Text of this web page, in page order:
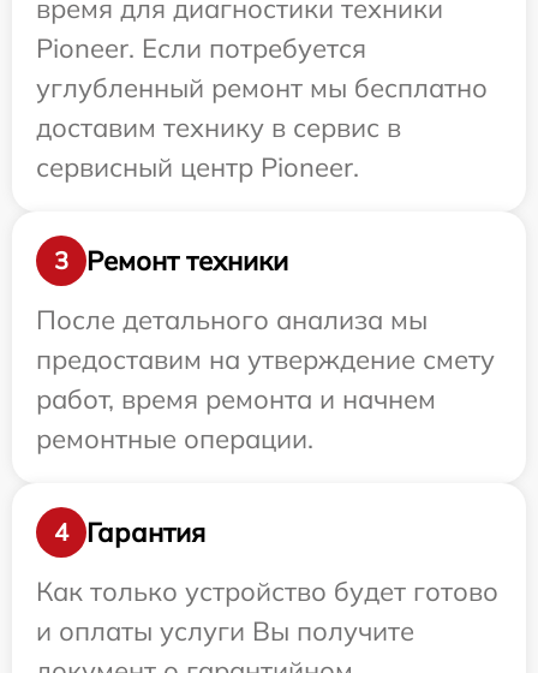
время для диагностики техники
Pioneer. Если потребуется
углубленный ремонт мы бесплатно
доставим технику в сервис в
сервисный центр Pioneer.
3
Ремонт техники
После детального анализа мы
предоставим на утверждение смету
работ, время ремонта и начнем
ремонтные операции.
4
Гарантия
Как только устройство будет готово
и оплаты услуги Вы получите